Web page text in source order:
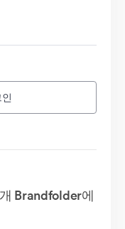
Brandfolder에